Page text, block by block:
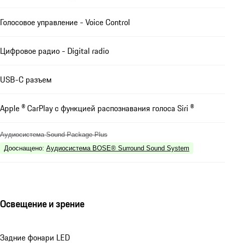
Голосовое управление - Voice Control
Цифровое радио - Digital radio
USB-C разъем
Apple ® CarPlay с функцией распознавания голоса Siri ®
Аудиосистема Sound Package Plus
Дооснащено: Аудиосистема BOSE® Surround Sound System
Освещение и зрение
Задние фонари LED